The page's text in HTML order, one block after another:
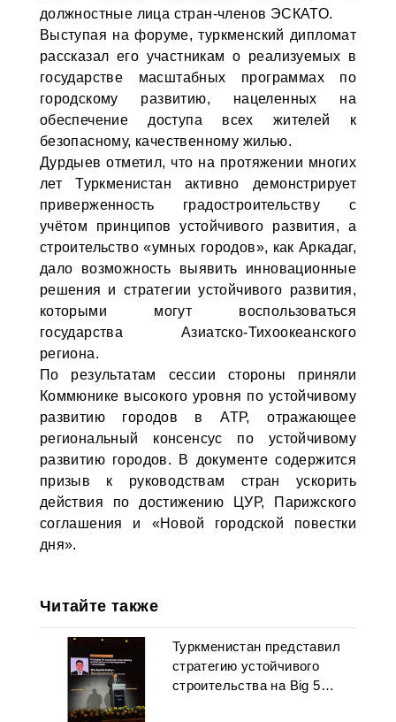
должностные лица стран-членов ЭСКАТО.
Выступая на форуме, туркменский дипломат
рассказал его участникам о реализуемых в
государстве масштабных программах по
городскому развитию, нацеленных на
обеспечение доступа всех жителей к
безопасному, качественному жилью.
Дурдыев отметил, что на протяжении многих
лет Туркменистан активно демонстрирует
приверженность градостроительству с
учётом принципов устойчивого развития, а
строительство «умных городов», как Аркадаг,
дало возможность выявить инновационные
решения и стратегии устойчивого развития,
которыми могут воспользоваться
государства Азиатско-Тихоокеанского
региона.
По результатам сессии стороны приняли
Коммюнике высокого уровня по устойчивому
развитию городов в АТР, отражающее
региональный консенсус по устойчивому
развитию городов. В документе содержится
призыв к руководствам стран ускорить
действия по достижению ЦУР, Парижского
соглашения и «Новой городской повестки
дня».
Читайте также
Туркменистан представил
стратегию устойчивого
строительства на Big 5